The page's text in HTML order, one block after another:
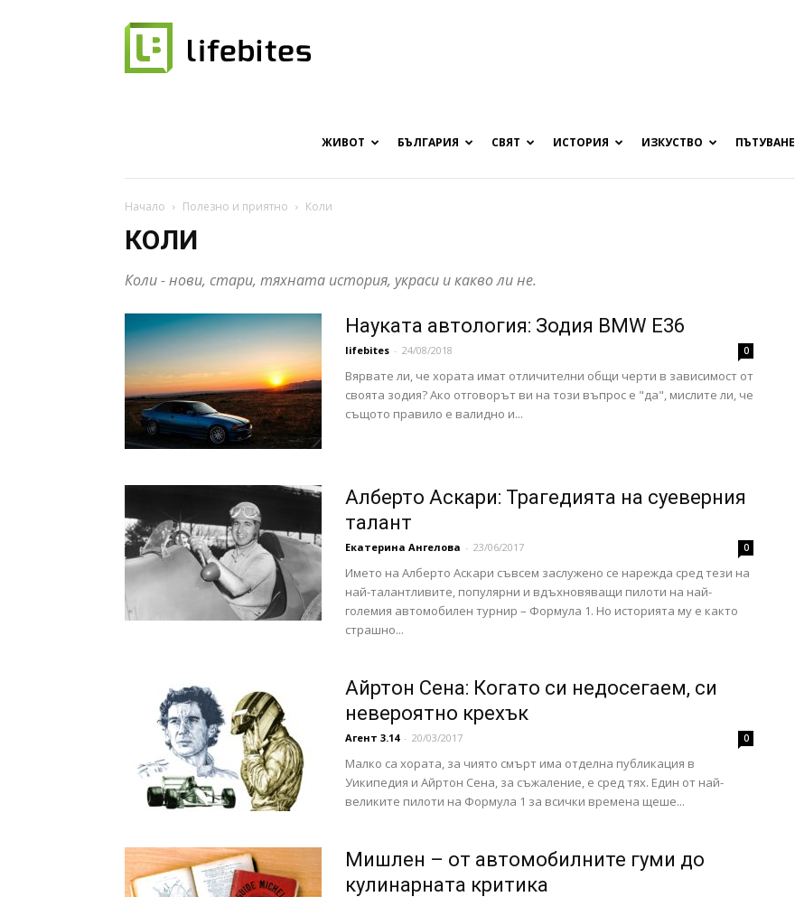
списание
хапки
на
живот
ЖИВОТ БЪЛГАРИЯ СВЯТ ИСТОРИЯ ИЗКУСТВО ПЪТУВАНЕ
Начало Полезно и приятно Коли
КОЛИ
Коли - нови, стари, тяхната история, украси и какво ли не.
Науката автология: Зодия BMW E36
lifebites - 24/08/2018 0
Вярвате ли, че хората имат отличителни общи черти в зависимост от
своята зодия? Ако отговорът ви на този въпрос е "да", мислите ли, че
същото правило е валидно и...
Алберто Аскари: Трагедията на суеверния
талант
Екатерина Ангелова - 23/06/2017 0
Името на Алберто Аскари съвсем заслужено се нарежда сред тези на
най-талантливите, популярни и вдъхновяващи пилоти на най-
големия автомобилен турнир – Формула 1. Но историята му е както
страшно...
Айртон Сена: Когато си недосегаем, си
невероятно крехък
Агент 3.14 - 20/03/2017 0
Малко са хората, за чиято смърт има отделна публикация в
Уикипедия и Айртон Сена, за съжаление, е сред тях. Един от най-
великите пилоти на Формула 1 за всички времена щеше...
Мишлен – от автомобилните гуми до
кулинарната критика